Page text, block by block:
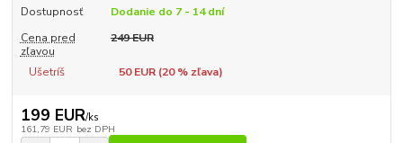
Dostupnosť
Dodanie do 7 - 14 dní
Cena pred
zľavou
249 EUR
Ušetríš 50 EUR (20% zľava)
199 EUR/ks
161,79 EUR bez DPH